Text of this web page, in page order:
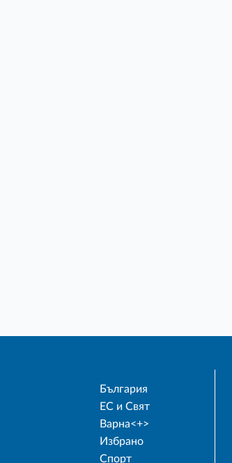
България
ЕС и Свят
Варна<+>
Избрано
Спорт